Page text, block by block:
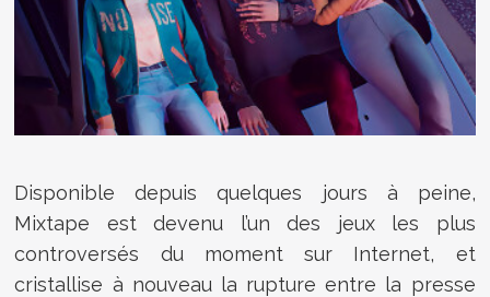
Disponible depuis quelques jours à peine,
Mixtape est devenu l’un des jeux les plus
controversés du moment sur Internet, et
cristallise à nouveau la rupture entre la presse